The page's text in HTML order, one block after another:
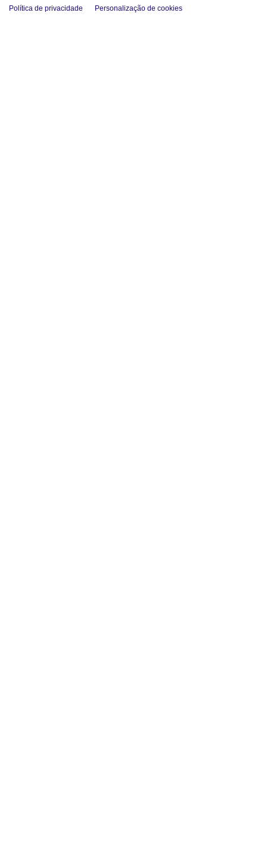
Política de privacidade Personalização de cookies